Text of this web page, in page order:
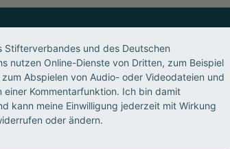
ermöglichen
Stifterverbandes und des Deutschen
nutzen Online-Dienste von Dritten, zum Beispiel
Abspielen von Audio- oder Videodateien und
einer Kommentarfunktion. Ich bin damit
kann meine Einwilligung jederzeit mit Wirkung
oder ändern.